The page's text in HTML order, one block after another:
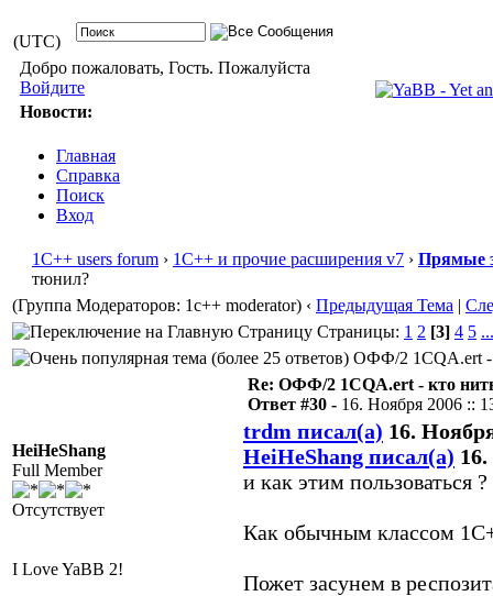
(UTC)
Добро пожаловать, Гость. Пожалуйста
Войдите
Новости:
Главная
Справка
Поиск
Вход
1С++ users forum › 1С++ и прочие расширения v7 › Прямые
тюнил?
(Группа Модераторов: 1c++ moderator) ‹ Предыдущая Тема |
Страницы: 1 2 [3] 4 5 ...
ОФФ/2 1CQA.ert -
HeiHeShang
Full Member
Отсутствует
I Love YaBB 2!
Re: ОФФ/2 1CQA.ert - кто
Ответ #30 - 16. Ноября 2006 ::
trdm писал(а) 16.
HeiHeShang писал(а)
и как этим пользоваться ?
Как обычным классом
Пожет засунем в